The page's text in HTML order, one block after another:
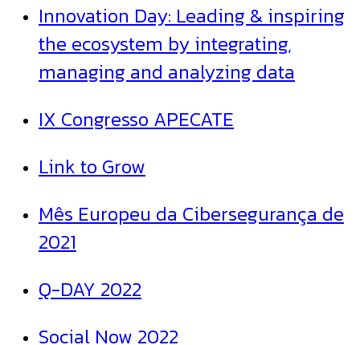
Innovation Day: Leading & inspiring
the ecosystem by integrating,
managing and analyzing data
IX Congresso APECATE
Link to Grow
Mês Europeu da Cibersegurança de
2021
Q-DAY 2022
Social Now 2022